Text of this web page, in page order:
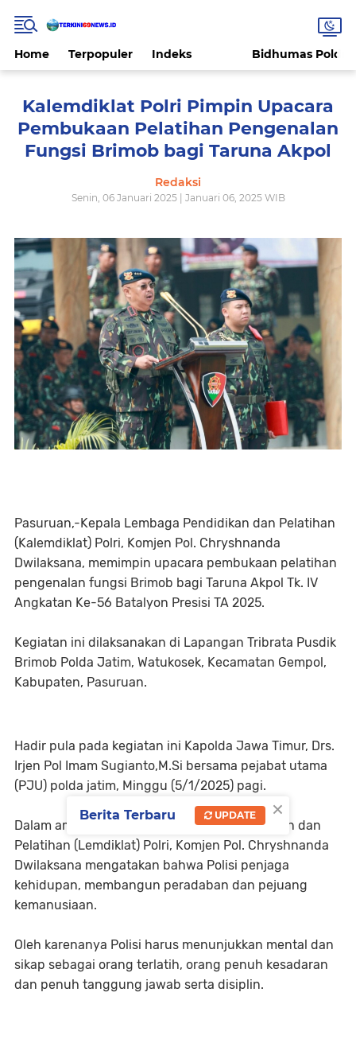
Home Terpopuler Indeks Bidhumas Polda
Kalemdiklat Polri Pimpin Upacara
Pembukaan Pelatihan Pengenalan
Fungsi Brimob bagi Taruna Akpol
Redaksi
Senin, 06 Januari 2025 | Januari 06, 2025 WIB
Pasuruan,-Kepala Lembaga Pendidikan dan Pelatihan
(Kalemdiklat) Polri, Komjen Pol. Chryshnanda
Dwilaksana, memimpin upacara pembukaan pelatihan
pengenalan fungsi Brimob bagi Taruna Akpol Tk. IV
Angkatan Ke-56 Batalyon Presisi TA 2025.
Kegiatan ini dilaksanakan di Lapangan Tribrata Pusdik
Brimob Polda Jatim, Watukosek, Kecamatan Gempol,
Kabupaten, Pasuruan.
Hadir pula pada kegiatan ini Kapolda Jawa Timur, Drs.
Irjen Pol Imam Sugianto,M.Si bersama pejabat utama
(PJU) polda jatim, Minggu (5/1/2025) pagi.
Dalam amanatnya Kepala Lembaga Pendidikan dan
Pelatihan (Lemdiklat) Polri, Komjen Pol. Chryshnanda
Dwilaksana mengatakan bahwa Polisi penjaga
kehidupan, membangun peradaban dan pejuang
kemanusiaan.
Oleh karenanya Polisi harus menunjukkan mental dan
sikap sebagai orang terlatih, orang penuh kesadaran
dan penuh tanggung jawab serta disiplin.
×
Berita Terbaru UPDATE